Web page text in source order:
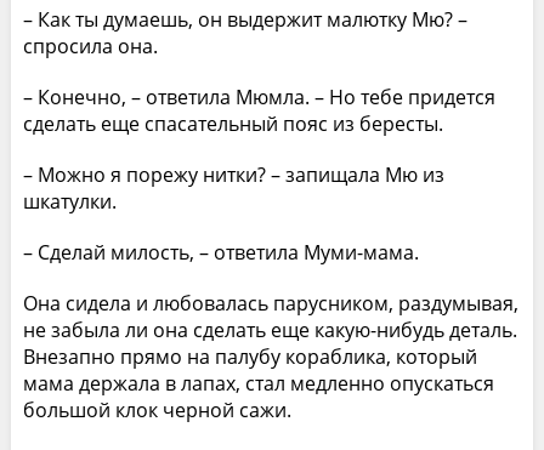
– Как ты думаешь, он выдержит малютку Мю? –
спросила она.
– Конечно, – ответила Мюмла. – Но тебе придется
сделать еще спасательный пояс из бересты.
– Можно я порежу нитки? – запищала Мю из
шкатулки.
– Сделай милость, – ответила Муми-мама.
Она сидела и любовалась парусником, раздумывая,
не забыла ли она сделать еще какую-нибудь деталь.
Внезапно прямо на палубу кораблика, который
мама держала в лапах, стал медленно опускаться
большой клок черной сажи.